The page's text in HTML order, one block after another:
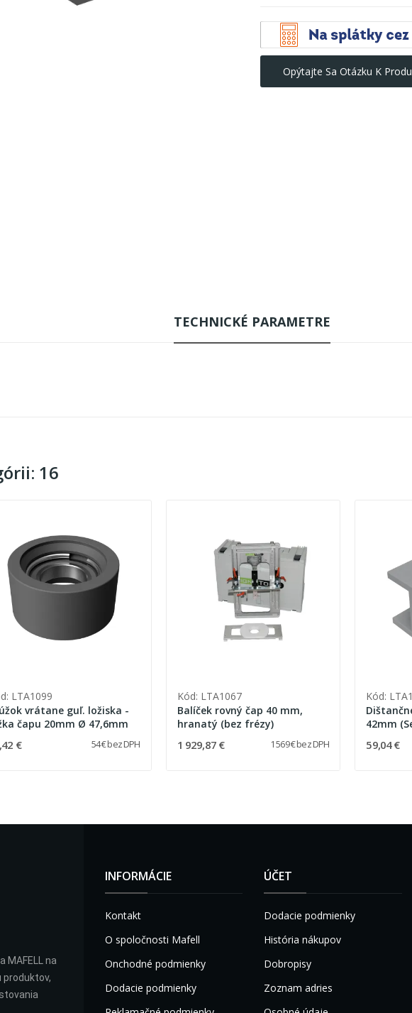
Opýtajte Sa Otázku K
TECHNICKÉ PARAMETRE
16
LTA1099
vrátane guľ. ložiska -
čapu 20mm Ø 47,6mm
€ 54 € bez DPH
Kód: LTA1067
Balíček rovný čap 40 mm,
hranatý (bez frézy)
1 929,87 € 1 569 € bez DPH
Kód:
42mm
59,04 €
MAFELL na
produktov,
INFORMÁCIE
Kontakt
O spoločnosti Mafell
Onchodné podmienky
Dodacie podmienky
ÚČET
Dodacie podmienky
História nákupov
Dobropisy
Zoznam adries